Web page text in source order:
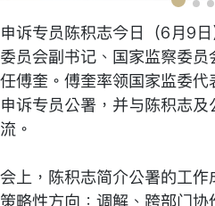
申诉专员陈积志今日（6月9
委员会副书记、国家监察委
任傅奎。傅奎率领国家监委
申诉专员公署，并与陈积志
流。
会上，陈积志简介公署的工
策略性方向：调解、跨部门协